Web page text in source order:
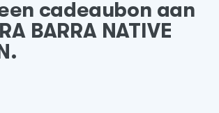
cadeaubon aan
BARRA NATIVE